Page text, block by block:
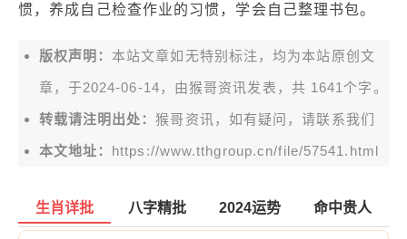
惯，养成自己检查作业的习惯，学会自己整理书包。
版权声明： 本站文章如无特别标注，均为本站原创文
章，于2024-06-14，由猴哥资讯 发表，共 1641个字。
转载请注明出处：猴哥资讯，如有疑问，请联系我们
本文地址： https://www.tthgroup.cn/file/57541.html
生肖详批 八字精批 2024运势 命中贵人